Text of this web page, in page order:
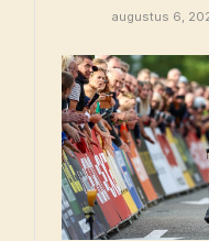
augustus 6,